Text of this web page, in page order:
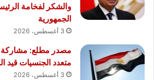
والشكر لفخامة
الجمهورية
3 أغسطس، 2026
مصدر مطلع: مشاركة
متعدد الجنسيات قيد
3 أغسطس، 2026